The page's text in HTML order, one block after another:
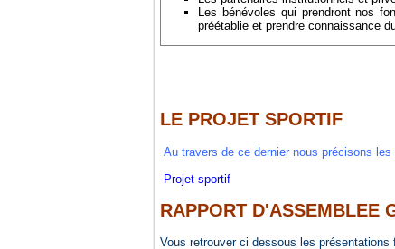
Les bénévoles qui prendront nos
préétablie et prendre connaissance
LE PROJET SPORTIF
Au travers de ce dernier nous précisons
Projet sportif
RAPPORT D'ASSEMBLEE
Vous retrouver ci dessous les présentations